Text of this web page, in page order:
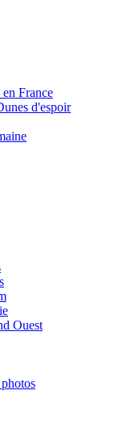
en France
d'espoir
Ouest